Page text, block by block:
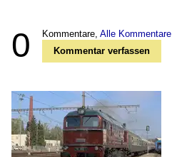
0 Kommentare, Alle Kommentare
Kommentar verfassen